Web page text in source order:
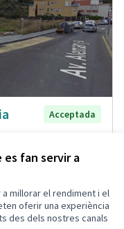
fan servir a
millorar el rendiment i el
oferir una experiència
des dels nostres canals
Acceptada